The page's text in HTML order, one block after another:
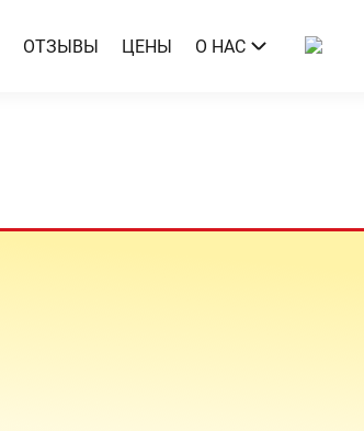
ОТЗЫВЫ ЦЕНЫ О НАС